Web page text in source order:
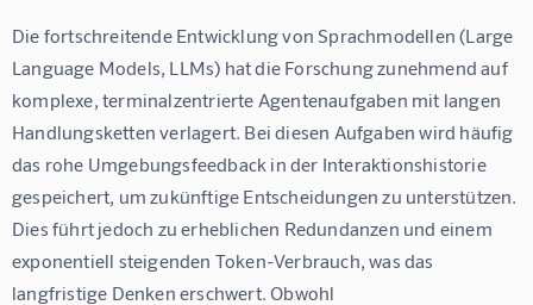
Die fortschreitende Entwicklung von Sprachmodellen (Large
Language Models, LLMs) hat die Forschung zunehmend auf
komplexe, terminalzentrierte Agentenaufgaben mit langen
Handlungsketten verlagert. Bei diesen Aufgaben wird häufig
das rohe Umgebungsfeedback in der Interaktionshistorie
gespeichert, um zukünftige Entscheidungen zu unterstützen.
Dies führt jedoch zu erheblichen Redundanzen und einem
exponentiell steigenden Token-Verbrauch, was das
langfristige Denken erschwert. Obwohl